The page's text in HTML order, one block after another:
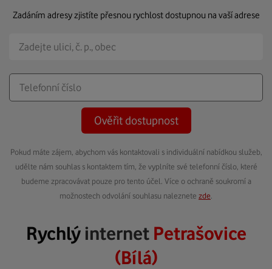
Zadáním adresy zjistíte přesnou rychlost dostupnou na vaší adrese
Ověřit dostupnost
Pokud máte zájem, abychom vás kontaktovali s individuální nabídkou služeb,
udělte nám souhlas s kontaktem tím, že vyplníte své telefonní číslo, které
budeme zpracovávat pouze pro tento účel. Více o ochraně soukromí a
možnostech odvolání souhlasu naleznete zde
Rychlýinternet Petrašovice
(Bílá)